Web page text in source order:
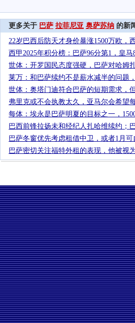
更多关于 巴萨 拉菲尼亚 奥萨苏纳 的新
22岁巴西后防天才身价暴涨1500万欧，
西甲2025年积分榜：巴萨96分第1，皇马
世体：开罗国民态度强硬，巴萨对哈姆
莱万：和巴萨续约不是薪水减半的问题
世体：奥塔门迪符合巴萨的短期需求，
弗里克或不会执教太久，亚马尔会希望
每体：埃永是巴萨明夏的目标之一，
巴西前锋拉扬未和经纪人扎哈维续约；
巴萨冬窗优先考虑租借中卫，或者1月可
巴萨密切关注福特外租的表现，他被视